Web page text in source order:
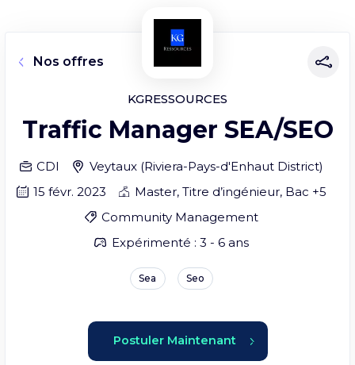
KGRESSOURCES
Nos offres
Traffic Manager SEA/SEO
CDI Veytaux (Riviera-Pays-d'Enhaut District)
15 févr. 2023
Master, Titre d’ingénieur, Bac +5
Community Management
Expérimenté : 3 - 6 ans
Sea Seo
Postuler Maintenant